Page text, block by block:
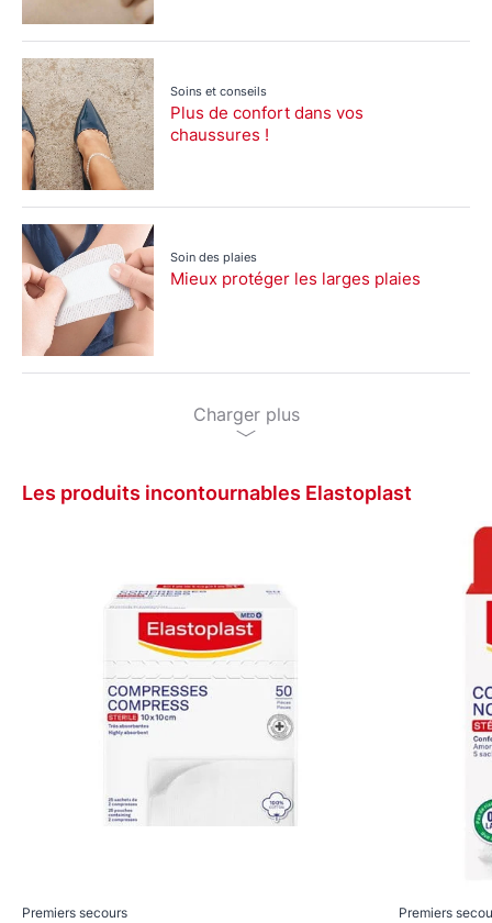
Soins et conseils
Plus de confort dans vos
chaussures !
Soin des plaies
Mieux protéger les larges plaies
Charger plus
Les produits incontournables Elastoplast
Premiers secours Premiers